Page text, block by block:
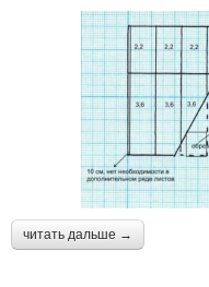
читать дальше →